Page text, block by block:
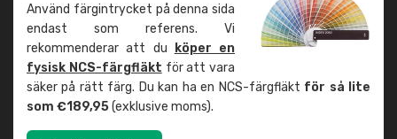
Använd färgintrycket på denna sida
endast som referens. Vi
rekommenderar att du
köper en
fysisk NCS-färgfläkt för att vara
säker på rätt färg. Du kan ha en NCS-färgfläkt för så lite
som €189,95(exklusive moms).